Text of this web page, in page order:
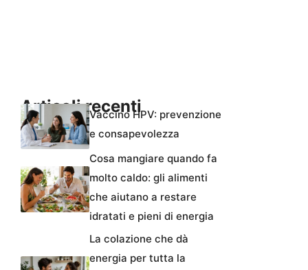
Articoli recentiVaccino HPV: prevenzione
e consapevolezza
Cosa mangiare quando fa
molto caldo: gli alimenti
che aiutano a restare
idratati e pieni di energia
La colazione che dà
energia per tutta la